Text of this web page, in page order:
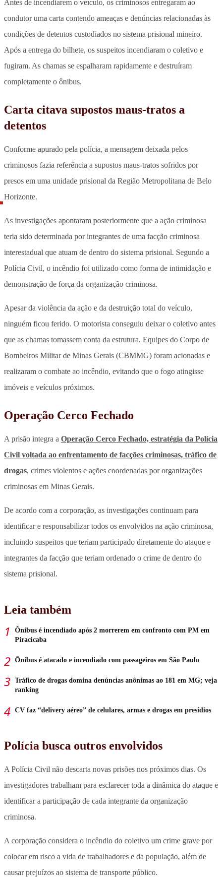
Antes de incendiarem o veículo, os criminosos entregaram ao
condutor uma carta contendo ameaças e denúncias relacionadas às
condições de detentos custodiados no sistema prisional mineiro.
Após a entrega do bilhete, os suspeitos incendiaram o coletivo e
fugiram. As chamas se espalharam rapidamente e destruíram
completamente o ônibus.
Carta citava supostos maus-tratos a
detentos
Conforme apurado pela polícia, a mensagem deixada pelos
criminosos fazia referência a supostos maus-tratos sofridos por
presos em uma unidade prisional da Região Metropolitana de Belo
Horizonte.
As investigações apontaram posteriormente que a ação criminosa
teria sido determinada por integrantes de uma facção criminosa
interestadual que atuam de dentro do sistema prisional. Segundo a
Polícia Civil, o incêndio foi utilizado como forma de intimidação e
demonstração de força da organização criminosa.
Apesar da violência da ação e da destruição total do veículo,
ninguém ficou ferido. O motorista conseguiu deixar o coletivo antes
que as chamas tomassem conta da estrutura. Equipes do Corpo de
Bombeiros Militar de Minas Gerais (CBMMG) foram acionadas e
realizaram o combate ao incêndio, evitando que o fogo atingisse
imóveis e veículos próximos.
Operação Cerco Fechado
A prisão integra a Operação Cerco Fechado, estratégia da Polícia
Civil voltada ao enfrentamento de facções criminosas, tráfico de
drogas, crimes violentos e ações coordenadas por organizações
criminosas em Minas Gerais.
De acordo com a corporação, as investigações continuam para
identificar e responsabilizar todos os envolvidos na ação criminosa,
incluindo suspeitos que teriam participado diretamente do ataque e
integrantes da facção que teriam ordenado o crime de dentro do
sistema prisional.
Leia também
Ônibus é incendiado após 2 morrerem em confronto com PM em
Piracicaba
Ônibus é atacado e incendiado com passageiros em São Paulo
Tráfico de drogas domina denúncias anônimas ao 181 em MG; veja
ranking
CV faz “delivery aéreo” de celulares, armas e drogas em presídios
Polícia busca outros envolvidos
A Polícia Civil não descarta novas prisões nos próximos dias. Os
investigadores trabalham para esclarecer toda a dinâmica do ataque e
identificar a participação de cada integrante da organização
criminosa.
A corporação considera o incêndio do coletivo um crime grave por
colocar em risco a vida de trabalhadores e da população, além de
causar prejuízos ao sistema de transporte público.